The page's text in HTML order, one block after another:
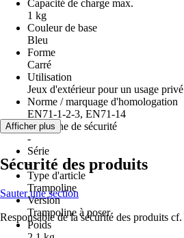
Capacité de charge max.
1 kg
Couleur de base
Bleu
Forme
Carré
Utilisation
Jeux d'extérieur pour un usage privé
Norme / marquage d'homologation
EN71-1-2-3, EN71-14
Consigne de sécurité
-
Série
-
Type d'article
Trampoline
Version
Trampoline à poser
Poids
Afficher plus
Sécurité des produits
Sauter une section
Responsable de la sécurité des produits cf.